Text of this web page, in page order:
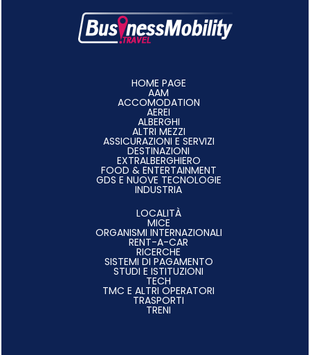
HOME PAGE
AAM
ACCOMODATION
AEREI
ALBERGHI
ALTRI MEZZI
ASSICURAZIONI E SERVIZI
DESTINAZIONI
EXTRALBERGHIERO
FOOD & ENTERTAINMENT
GDS E NUOVE TECNOLOGIE
INDUSTRIA
LOCALITÀ
MICE
ORGANISMI INTERNAZIONALI
RENT-A-CAR
RICERCHE
SISTEMI DI PAGAMENTO
STUDI E ISTITUZIONI
TECH
TMC E ALTRI OPERATORI
TRASPORTI
TRENI